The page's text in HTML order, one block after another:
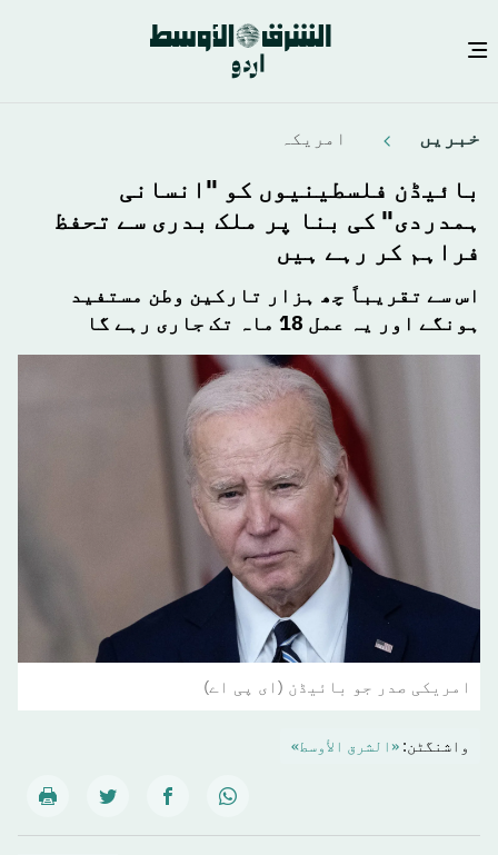
main
خبريں امريكہ
بائیڈن فلسطینیوں کو "انسانی
ہمدردی" کی بنا پر ملک بدری سے تحفظ
فراہم کر رہے ہیں
اس سے تقریباً چھ ہزار تارکین وطن مستفید
ہونگے اور یہ عمل 18 ماہ تک جاری رہے گا
امریکی صدر جو بائیڈن (ای پی اے)
واشنگٹن: «الشرق الأوسط»